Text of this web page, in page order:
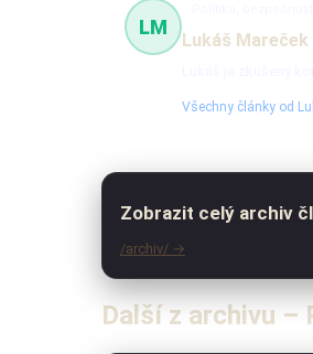
LM
Lukáš Mareček
Všechny články od
Zobrazit celý archiv
/archiv/ →
Další z archivu –